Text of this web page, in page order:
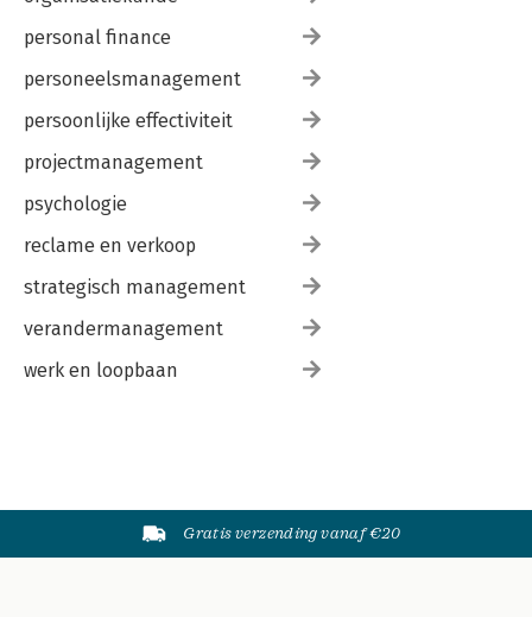
Register
personal finance
personeelsmanagement
persoonlijke effectiviteit
projectmanagement
psychologie
reclame en verkoop
strategisch management
verandermanagement
werk en loopbaan
Gratis verzending vanaf €20